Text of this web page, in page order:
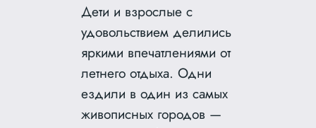
Дети и взрослые с
удовольствием делились
яркими впечатлениями от
летнего отдыха. Одни
ездили в один из самых
живописных городов —